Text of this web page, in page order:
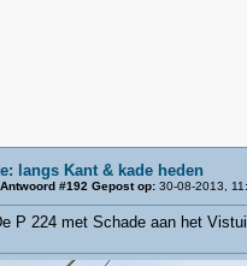
langs Kant & kade heden
Antwoord #192 Gepost op: 30-08-2013,
P 224 met Schade aan het